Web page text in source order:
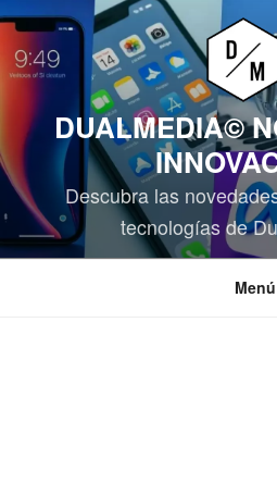
Saltar
contenido
DUALMEDIA©
Descubra las
tecnologías de
Menú